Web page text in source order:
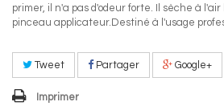
primer, il n'a pas d'odeur forte. Il sèche à
pinceau applicateur.Destiné à l'usage
Tweet Partager Google+
Imprimer